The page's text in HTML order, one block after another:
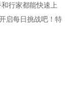
行家都能快速上
启每日挑战吧！特